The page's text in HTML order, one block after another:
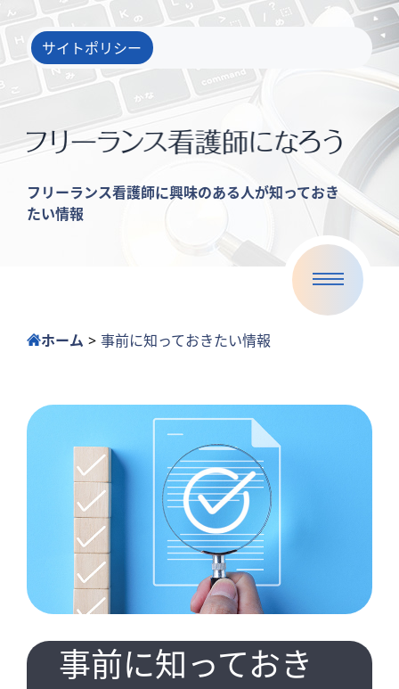
サイトポリシー
フリーランス看護師に興味のある人が知っておき
たい情報
フリーランスとして活躍している人も多い
職場に縛られない自由な働き方を実現しよう
自分の力を試してみたい人におすすめ
フリーランスになるまでの流れ
ホーム > 事前に知っておきたい情報
事前に知っておき